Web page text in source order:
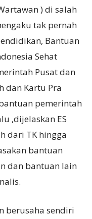
) di salah
tak pernah
Bantuan
Sehat
Pusat dan
dan Kartu Pra
pemerintah
,dijelaskan ES
dari TK hingga
bantuan
dan bantuan lain
berusaha sendiri